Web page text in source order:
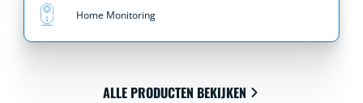
Home Monitoring
ALLE PRODUCTEN BEKIJKEN